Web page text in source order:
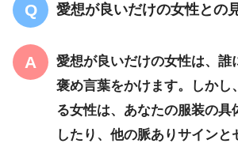
愛想が良いだけの女性との
愛想が良いだけの女性は、誰
褒め言葉をかけます。しかし
る女性は、あなたの服装の具
したり、他の脈ありサインと